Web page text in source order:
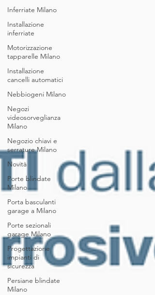
Inferriate Milano
Installazione
inferriate
Motorizzazione
tapparelle Milano
Installazione
cancelli automatici
Nebbiogeni Milano
Negozi
videosorveglianza
Milano
Negozio chiavi e
serrature Milano
Novità
Porte blindate
Milano
Porta basculanti
garage a Milano
Porte sezionali
garage Milano
Progettazione
impianti di
sicurezza
Persiane blindate
Milano